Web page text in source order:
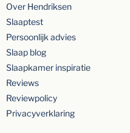
Over Hendriksen
Slaaptest
Persoonlijk advies
Slaap blog
Slaapkamer inspiratie
Reviews
Reviewpolicy
Privacyverklaring